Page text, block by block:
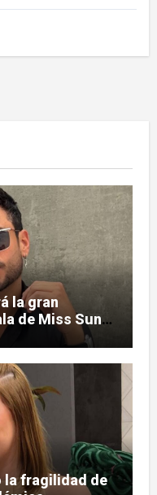
la gran
de Miss Sun
la fragilidad de